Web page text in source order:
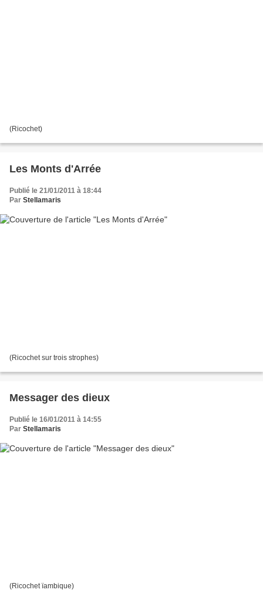
(Ricochet)
Les Monts d'Arrée
Publié le 21/01/2011 à 18:44
Par Stellamaris
(Ricochet sur trois strophes)
Messager des dieux
Publié le 16/01/2011 à 14:55
Par Stellamaris
(Ricochet ïambique)